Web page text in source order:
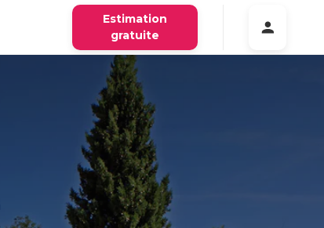
Estimation
gratuite